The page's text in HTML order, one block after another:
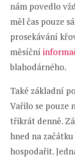
nám povedlo
měl čas pouze
prosekávání
měsíční
blahodárného.
Také základní
Vařilo se pouze
třikrát denně.
hned na
hospodařit.